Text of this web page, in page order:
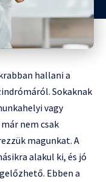
hallani a
Sokaknak
vagy
nem csak
magunkat. A
alakul ki, és jó
Ebben a